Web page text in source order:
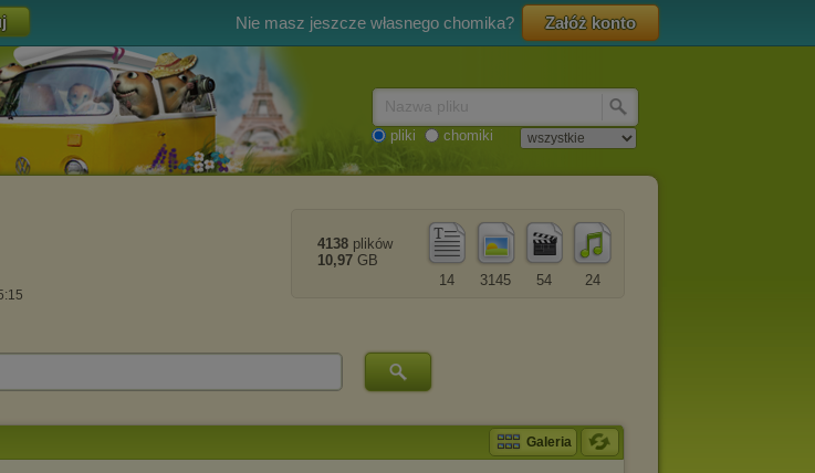
Nie masz jeszcze własnego chomika? Załóż konto
pliki chomiki
24
54
3145
14
4138 plików
10,97 GB
Galeria